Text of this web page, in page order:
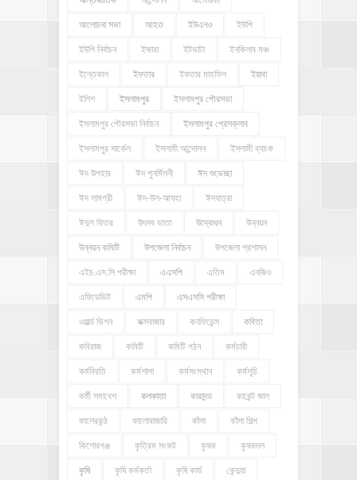
আলোচনা সভা আহত ইউএনও ইউপি
ইউপি নির্বাচন ইজারা ইটভাটা ইনকিলাব মঞ্চ
ইন্তেকাল ইফতার ইফতার মাহফিল ইয়াবা
ইলিশ ইসলামপুর ইসলামপুর পৌরসভা
ইসলামপুর পৌরসভা নির্বাচন ইসলামপুর প্রেসক্লাব
ইসলামপুর সার্কেল ইসলামী আন্দোলন ইসলামী ব্যাংক
ঈদ উপহার ঈদ পুনর্মিলনী ঈদ শুভেচ্ছা
ঈদ সামগ্রী ঈদ-উল-আযহা ঈদযাত্রা
ঈদুল ফিতর উৎসব ভাতা উদ্বোধন উন্নয়ন
উন্নয়ন কমিটি উপজেলা নির্বাচন উপজেলা প্রশাসন
এইচ.এস.সি পরীক্ষা এএসপি এতিম এনজিও
এফিডেভিট এমপি এসএসসি পরীক্ষা
ওয়ার্ল্ড ভিশন কক্সবাজার কনফিডেন্স কবিতা
কবিরাজ কমিটি কমিটি গঠন কর্মচারী
কর্মবিরতি কর্মশালা কর্মসংস্থান কর্মসূচি
কর্মী সমাবেশ কলকাতা কারাদন্ড কারেন্ট জাল
কালেরকন্ঠ কালোবাজারি কাঁসা কাঁসা শিল্প
কিশোরগঞ্জ কৃত্রিম সংকট কৃষক কৃষকদল
কৃষি কৃষি কর্মকর্তা কৃষি কার্ড কেন্দুয়া